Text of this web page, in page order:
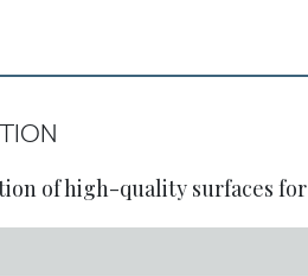
of high-quality surfaces